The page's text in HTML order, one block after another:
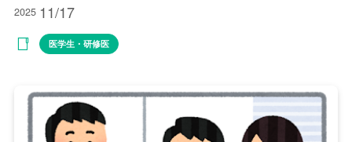
2025 11/17
医学生・研修医